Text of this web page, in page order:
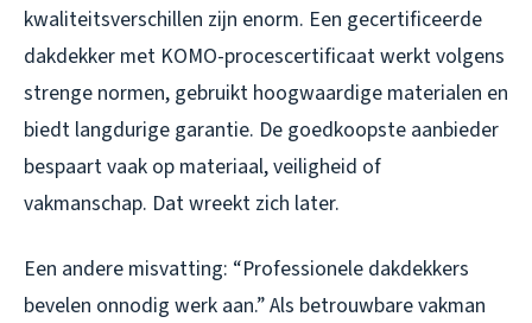
kwaliteitsverschillen zijn enorm. Een gecertificeerde
dakdekker met KOMO-procescertificaat werkt volgens
strenge normen, gebruikt hoogwaardige materialen en
biedt langdurige garantie. De goedkoopste aanbieder
bespaart vaak op materiaal, veiligheid of
vakmanschap. Dat wreekt zich later.
Een andere misvatting: “Professionele dakdekkers
bevelen onnodig werk aan.” Als betrouwbare vakman